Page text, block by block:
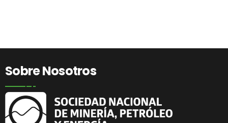
Sobre Nosotros